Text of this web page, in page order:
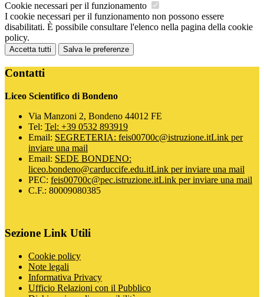
Cookie necessari per il funzionamento
I cookie necessari per il funzionamento non possono essere
disabilitati. È possibile consultare l'elenco nella pagina della cookie
policy.
Accetta tutti Salva le preferenze
Contatti
Liceo Scientifico di Bondeno
Via Manzoni 2, Bondeno 44012 FE
Tel: Tel: +39 0532 893919
Email: SEGRETERIA: feis00700c@istruzione.itLink per
inviare una mail
Email: SEDE BONDENO:
liceo.bondeno@carduccife.edu.itLink per inviare una mail
PEC: feis00700c@pec.istruzione.itLink per inviare una mail
C.F.: 80009080385
Sezione Link Utili
Cookie policy
Note legali
Informativa Privacy
Ufficio Relazioni con il Pubblico